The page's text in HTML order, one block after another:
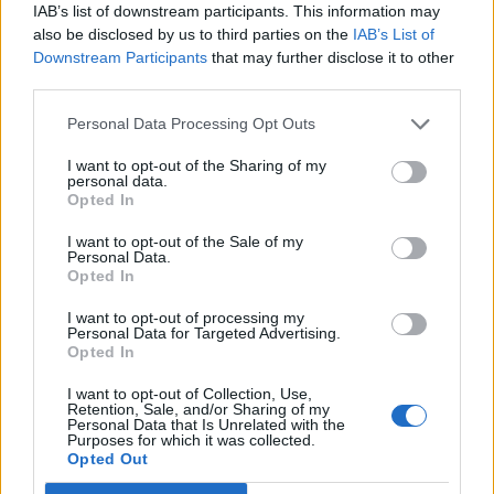
IAB’s list of downstream participants. This information may
also be disclosed by us to third parties on the IAB’s List of
Downstream Participants that may further disclose it to other
Personal Data Processing Opt Outs
I want to opt-out of the Sharing of my
personal data.
Opted In
I want to opt-out of the Sale of my
Personal Data.
Opted In
I want to opt-out of processing my
Personal Data for Targeted Advertising.
Opted In
I want to opt-out of Collection, Use,
Retention, Sale, and/or Sharing of my
Personal Data that Is Unrelated with the
Purposes for which it was collected.
Opted Out
forzature. Nei prossimi giorni sarà nuovamente
monitorato.
Autore